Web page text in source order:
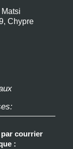
Chypre
par courrier
: